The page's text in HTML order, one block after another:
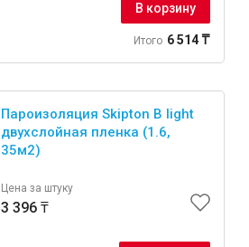
В корзину
Итого 6 514 ₸
Пароизоляция Skipton B light
двухслойная пленка (1.6,
35м2)
Цена за штуку
3 396 ₸